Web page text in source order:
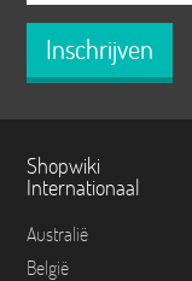
Inschrijven
Shopwiki
Internationaal
Australië
België